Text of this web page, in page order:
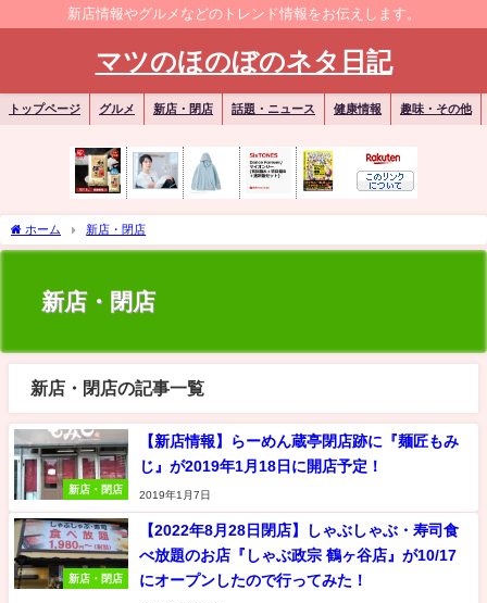
新店情報やグルメなどのトレンド情報をお伝えします。
マツのほのぼのネタ日記
トップページ グルメ 新店・閉店 話題・ニュース 健康情報 趣味・その他
ホーム 新店・閉店
新店・閉店
新店・閉店の記事一覧
新店・閉店
【新店情報】らーめん蔵亭閉店跡に『麺匠もみ
じ』が2019年1月18日に開店予定！
2019年1月7日
新店・閉店
【2022年8月28日閉店】しゃぶしゃぶ・寿司食
べ放題のお店『しゃぶ政宗 鶴ヶ谷店』が10/17
にオープンしたので行ってみた！